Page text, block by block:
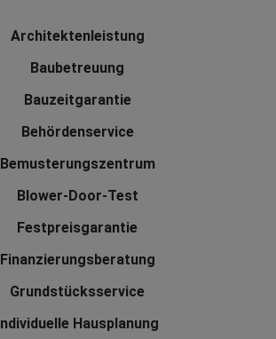
Architektenleistung
Baubetreuung
Bauzeitgarantie
Behördenservice
Bemusterungszentrum
Blower-Door-Test
Festpreisgarantie
Finanzierungsberatung
Grundstücksservice
Individuelle Hausplanung